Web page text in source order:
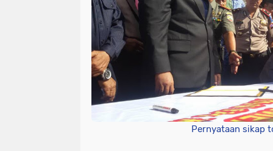
Pernyataan sikap